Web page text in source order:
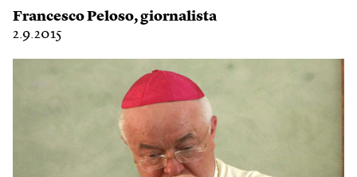
Francesco Peloso, giornalista
2.9.2015